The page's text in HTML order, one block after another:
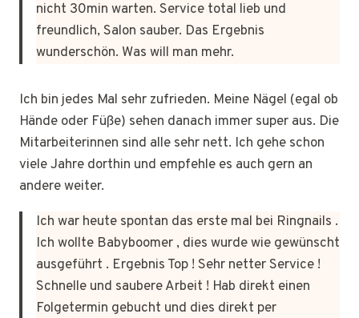
nicht 30min warten. Service total lieb und
freundlich, Salon sauber. Das Ergebnis
wunderschön. Was will man mehr.
Ich bin jedes Mal sehr zufrieden. Meine Nägel (egal ob
Hände oder Füße) sehen danach immer super aus. Die
Mitarbeiterinnen sind alle sehr nett. Ich gehe schon
viele Jahre dorthin und empfehle es auch gern an
andere weiter.
Ich war heute spontan das erste mal bei Ringnails .
Ich wollte Babyboomer , dies wurde wie gewünscht
ausgeführt . Ergebnis Top ! Sehr netter Service !
Schnelle und saubere Arbeit ! Hab direkt einen
Folgetermin gebucht und dies direkt per